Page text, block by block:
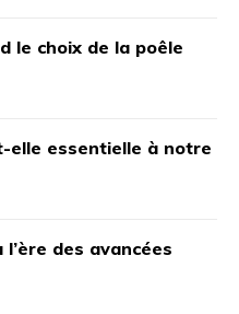
le choix de la poêle
elle essentielle à notre
des avancées